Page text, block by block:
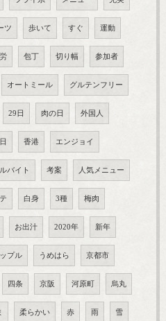
ツ 歩いて すぐ 運動
包丁 切り幅 参加者
オートミール グルテンフリー
29日 肉の日 外国人
香港 エンジョイ
バイト 考案 人気メニュー
白身 3種 梅肉
お出汁 2020年 新年
プル うめはら 京都市
四条 京阪 河原町 烏丸
柔らかい 赤 雨 雪